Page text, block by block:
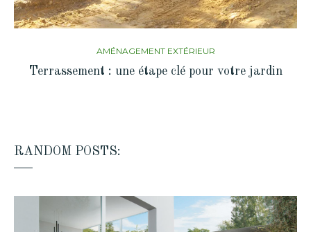
AMÉNAGEMENT EXTÉRIEUR
Terrassement : une étape clé pour votre jardin
RANDOM POSTS: